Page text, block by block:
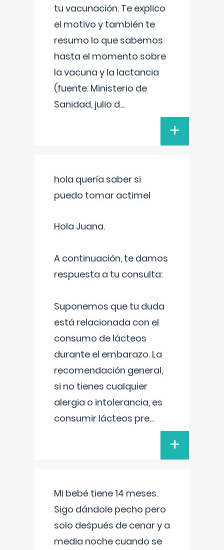
tu vacunación. Te explico
el motivo y también te
resumo lo que sabemos
hasta el momento sobre
la vacuna y la lactancia
(fuente: Ministerio de
Sanidad, julio d...
+
hola quería saber si
puedo tomar actimel
Hola Juana.
A continuación, te damos
respuesta a tu consulta:
Suponemos que tu duda
está relacionada con el
consumo de lácteos
durante el embarazo. La
recomendación general,
si no tienes cualquier
alergia o intolerancia, es
consumir lácteos pre...
+
Mi bebé tiene 14 meses.
Sigo dándole pecho pero
solo después de cenar y a
media noche cuando se